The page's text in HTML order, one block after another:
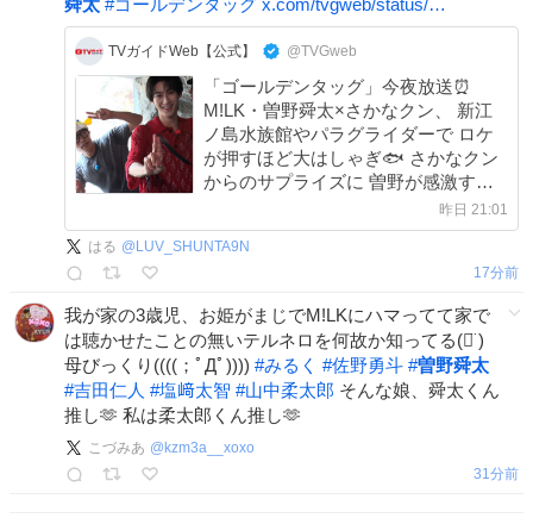
舜太 #ゴールデンタッグ x.com/tvgweb/status/…
TVガイドWeb【公式】 @TVGweb
「ゴールデンタッグ」今夜放送⏰
M!LK・曽野舜太×さかなクン、 新江
ノ島水族館やパラグライダーで ロケ
が押すほど大はしゃぎ🐟 さかなクン
からのサプライズに 曽野が感激する
宏、 ガチャピン×川原克己も再び登場
✨ tvguide.or.jp/news/news-5131… #ゴ
昨日 21:01
はる @ LUV_SHUNTA9N
17分前
我が家の3歳児、お姫がまじでM!LKにハマってて家で
は聴かせたことの無いテルネロを何故か知ってる(ᯅ̈ )
母びっくり((((；ﾟДﾟ)))) #みるく #佐野勇斗 #曽野舜太
#吉田仁人 #塩﨑太智 #山中柔太郎 そんな娘、舜太くん
推し🫶 私は柔太郎くん推し🫶
こづみあ @ kzm3a__xoxo
31分前